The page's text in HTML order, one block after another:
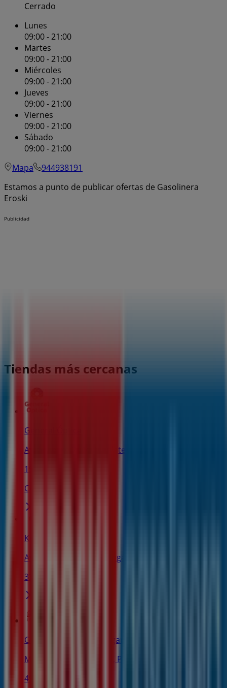
Cerrado
Lunes
09:00 - 21:00
Martes
09:00 - 21:00
Miércoles
09:00 - 21:00
Jueves
09:00 - 21:00
Viernes
09:00 - 21:00
Sábado
09:00 - 21:00
Mapa
944938191
Estamos a punto de publicar ofertas de Gasolinera
Eroski
Publicidad
Tiendas más cercanas
General Óptica
Av.de abaro,2, Portugalete
19 m
Cerrado
Kutxa
Avda. de Abaro, 6, Portugalete
33 m
Generali Seguro de Hogar
Marcelino Amenabar, 8, Portugalete
49 m